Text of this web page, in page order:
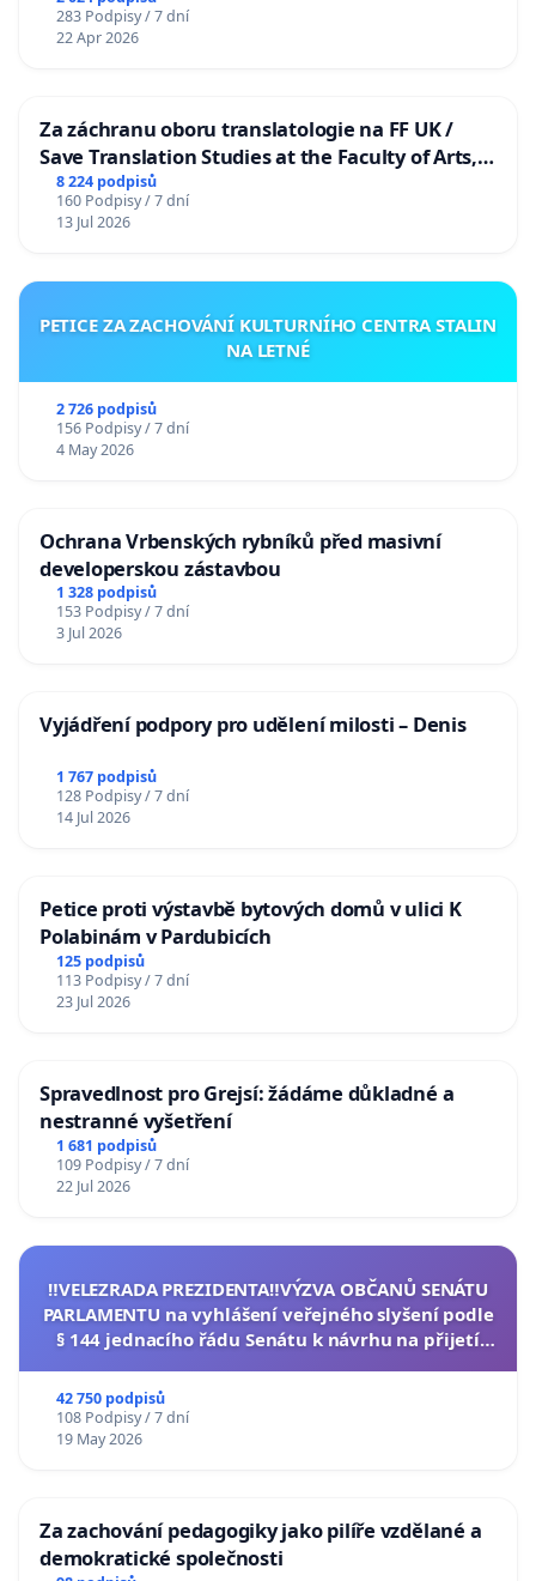
283 Podpisy / 7 dní
22 Apr 2026
Za záchranu oboru translatologie na FF UK /
Save Translation Studies at the Faculty of Arts,
Charles University
8 224 podpisů
160 Podpisy / 7 dní
13 Jul 2026
PETICE ZA ZACHOVÁNÍ KULTURNÍHO CENTRA STALIN
NA LETNÉ
2 726 podpisů
156 Podpisy / 7 dní
4 May 2026
Ochrana Vrbenských rybníků před masivní
developerskou zástavbou
1 328 podpisů
153 Podpisy / 7 dní
3 Jul 2026
Vyjádření podpory pro udělení milosti – Denis
1 767 podpisů
128 Podpisy / 7 dní
14 Jul 2026
Petice proti výstavbě bytových domů v ulici K
Polabinám v Pardubicích
125 podpisů
113 Podpisy / 7 dní
23 Jul 2026
Spravedlnost pro Grejsí: žádáme důkladné a
nestranné vyšetření
1 681 podpisů
109 Podpisy / 7 dní
22 Jul 2026
‼️VELEZRADA PREZIDENTA‼️VÝZVA OBČANŮ SENÁTU
PARLAMENTU na vyhlášení veřejného slyšení podle
§ 144 jednacího řádu Senátu k návrhu na přijetí
42 750 podpisů
108 Podpisy / 7 dní
19 May 2026
Za zachování pedagogiky jako pilíře vzdělané a
demokratické společnosti